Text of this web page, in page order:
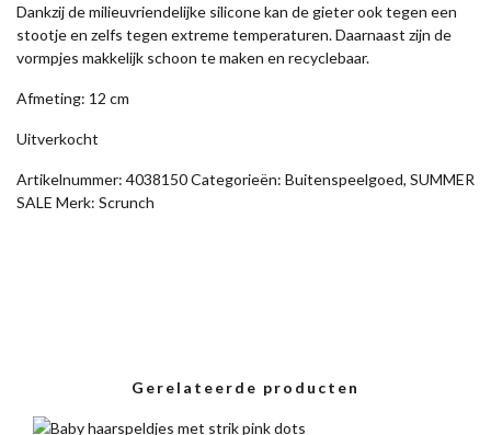
Dankzij de milieuvriendelijke silicone kan de gieter ook tegen een
stootje en zelfs tegen extreme temperaturen. Daarnaast zijn de
vormpjes makkelijk schoon te maken en recyclebaar.
Afmeting: 12 cm
Uitverkocht
Artikelnummer: 4038150Categorieën: Buitenspeelgoed, SUMMER
SALE Merk: Scrunch
Gerelateerde producten